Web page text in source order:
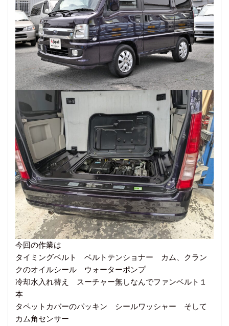
今回の作業は
タイミングベルト ベルトテンショナー カム、クラン
クのオイルシール ウォーターポンプ
冷却水入れ替え スーチャー無しなんでファンベルト１
本
タペットカバーのパッキン シールワッシャー そして
カム角センサー